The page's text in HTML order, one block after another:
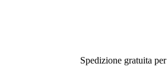
Spedizione gratuita